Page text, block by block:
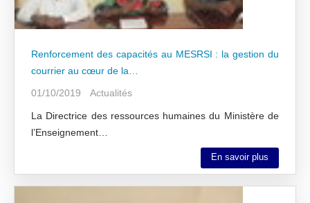
Renforcement des capacités au MESRSI : la gestion du
courrier au cœur de la…
01/10/2019
Actualités
La Directrice des ressources humaines du Ministère de
l’Enseignement…
En savoir plus